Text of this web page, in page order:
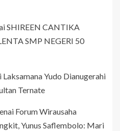
SHIREEN CANTIKA
SMP NEGERI 50
Laksamana Yudo Dianugerahi
Ternate
Forum Wirausaha
Yunus Saflembolo: Mari